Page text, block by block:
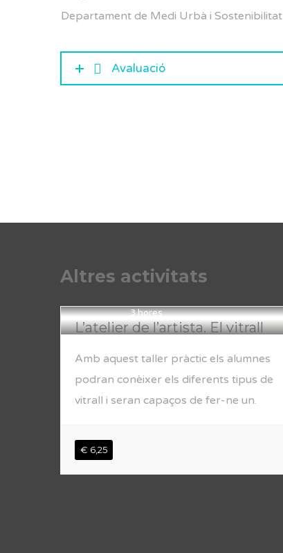
Departament de Medi Urbà i Sostenibilitat
Avaluació
Altres activitats
3 hores
L’atelier de l’artista. El vitrall
Amb aquest taller pràctic els alumnes
podran conèixer els diferents tipus de
vitrall i seran capaços de fer-ne un.
€ 6,25